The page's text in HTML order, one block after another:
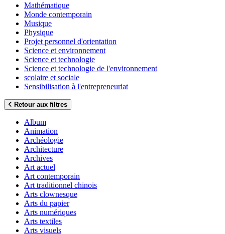
Mathématique
Monde contemporain
Musique
Physique
Projet personnel d'orientation
Science et environnement
Science et technologie
Science et technologie de l'environnement
scolaire et sociale
Sensibilisation à l'entrepreneuriat
Retour aux filtres
Album
Animation
Archéologie
Architecture
Archives
Art actuel
Art contemporain
Art traditionnel chinois
Arts clownesque
Arts du papier
Arts numériques
Arts textiles
Arts visuels